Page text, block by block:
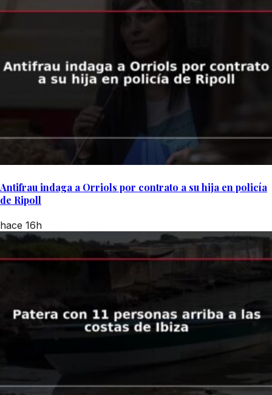
Antifrau indaga a Orriols por contrato a su hija en policía
de Ripoll
hace 16h